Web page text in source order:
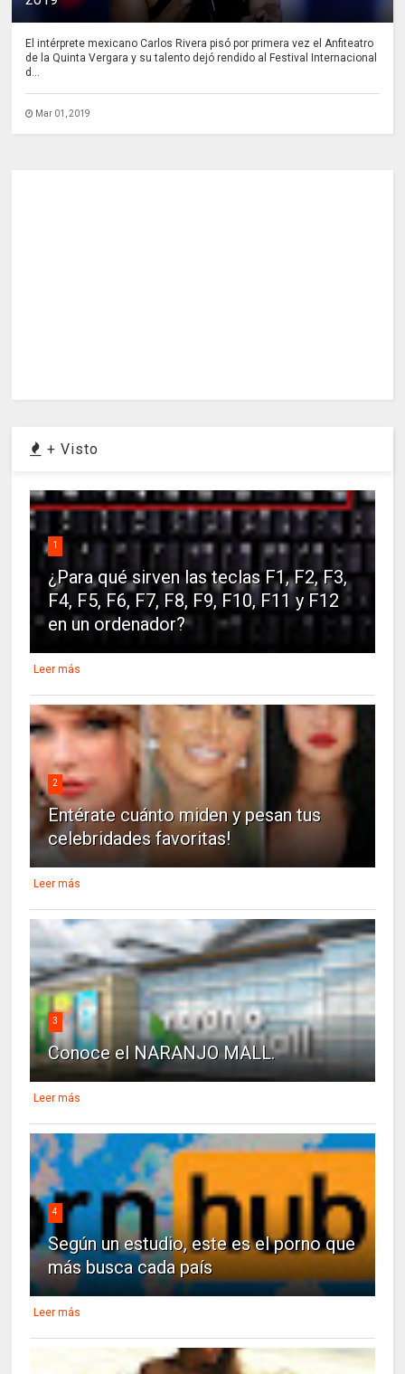
El intérprete mexicano Carlos Rivera pisó por primera vez el Anfiteatro
de la Quinta Vergara y su talento dejó rendido al Festival Internacional
d...
Mar 01, 2019
+ Visto
1
¿Para qué sirven las teclas F1, F2, F3,
F4, F5, F6, F7, F8, F9, F10, F11 y F12
en un ordenador?
Leer más
2
Entérate cuánto miden y pesan tus
celebridades favoritas!
Leer más
3
Conoce el NARANJO MALL.
Leer más
4
Según un estudio, este es el porno que
más busca cada país
Leer más